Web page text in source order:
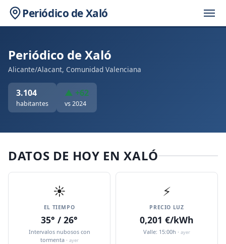
Periódico de Xaló
Periódico de Xaló
Alicante/Alacant, Comunidad Valenciana
3.104
habitantes
▲ +62
vs 2024
DATOS DE HOY EN XALÓ
☀️
EL TIEMPO
35° / 26°
Intervalos nubosos con
tormenta · ayer
⚡
PRECIO LUZ
0,201 €/kWh
Valle: 15:00h · ayer